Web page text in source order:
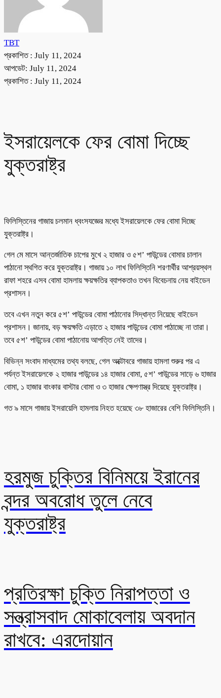
TBT
প্রকাশিত : July 11, 2024
আপডেট: July 11, 2024
প্রকাশিত : July 11, 2024
ইসরায়েলকে ফের বোমা দিচ্ছে
যুক্তরাষ্ট্র
ফিলিস্তিনের গাজায় চলমান ধ্বংসযজ্ঞের মধ্যে ইসরায়েলকে ফের বোমা দিচ্ছে
যুক্তরাষ্ট্র।
গেল মে মাসে আন্তর্জাতিক চাপের মুখে ২ হাজার ও ৫শ’ পাউন্ডের বোমার চালান
পাঠানো স্থগিত করে যুক্তরাষ্ট্র। গাজায় ১০ লাখ ফিলিস্তিনি শরণার্থীর আশ্রয়স্থল
রাফা শহরে এসব বোমা হামলায় ক্ষয়ক্ষতির ব্যাপকতাও তখন বিবেচনায় নেয় বাইডেন
প্রশাসন।
তবে এখন নতুন করে ৫শ’ পাউন্ডের বোমা পাঠানোর সিদ্ধান্ত নিয়েছে বাইডেন
প্রশাসন। জানায়, বড় ক্ষয়ক্ষতি এড়াতে ২ হাজার পাউন্ডের বোমা পাঠাচ্ছে না তারা।
তবে ৫শ’ পাউন্ডের বোমা পাঠানোয় আপত্তি নেই তাদের।
বিভিন্ন সংবাদ মাধ্যমের তথ্য বলছে, গেল অক্টোবরে গাজায় হামলা শুরুর পর এ
পর্যন্ত ইসরায়েলকে ২ হাজার পাউন্ডের ১৪ হাজার বোমা, ৫শ’ পাউন্ডের সাড়ে ৬ হাজার
বোমা, ১ হাজার বাংকার বাস্টার বোমা ও ৩ হাজার ক্ষেপণাস্ত্র দিয়েছে যুক্তরাষ্ট্র।
গত ৯ মাসে গাজায় ইসরায়েলি হামলায় নিহত হয়েছে ৩৮ হাজারের বেশি ফিলিস্তিনি।
হরমুজ চুক্তির বিনিময়ে ইরানের
বন্দর অবরোধ তুলে নেবে
যুক্তরাষ্ট্র
প্রতিরক্ষা চুক্তি নিরাপত্তা ও
সন্ত্রাসবাদ মোকাবেলায় অবদান
রাখবে: এরদোয়ান